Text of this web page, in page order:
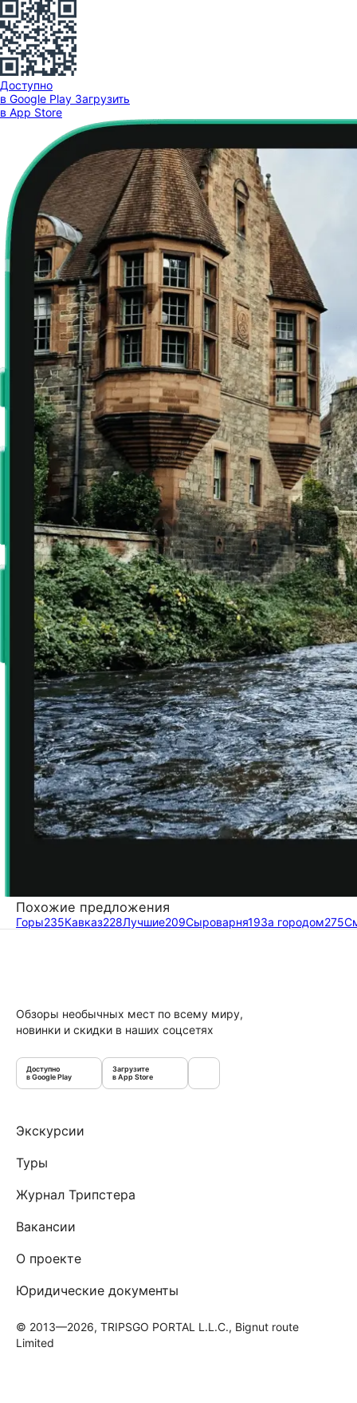
Доступно
в Google Play Загрузить
в App Store
Похожие предложения
Горы235Кавказ228Лучшие209Сыроварня19За городом275
Обзоры необычных мест по всему миру,
новинки и скидки в наших соцсетях
Доступно
в Google Play
Загрузите
в App Store
Экскурсии
Туры
Журнал Трипстера
Вакансии
О проекте
Юридические документы
© 2013—2026, TRIPSGO PORTAL L.L.C., Bignut route
Limited